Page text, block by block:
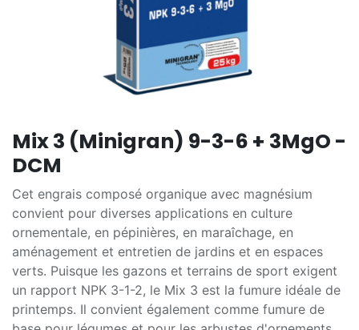
Mix 3 (Minigran) 9-3-6 + 3MgO -
DCM
Cet engrais composé organique avec magnésium
convient pour diverses applications en culture
ornementale, en pépinières, en maraîchage, en
aménagement et entretien de jardins et en espaces
verts. Puisque les gazons et terrains de sport exigent
un rapport NPK 3-1-2, le Mix 3 est la fumure idéale de
printemps. Il convient également comme fumure de